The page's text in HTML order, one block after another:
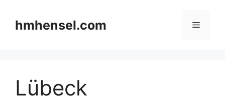
Inhalt
springen
hmhensel.com Menü
Lübeck